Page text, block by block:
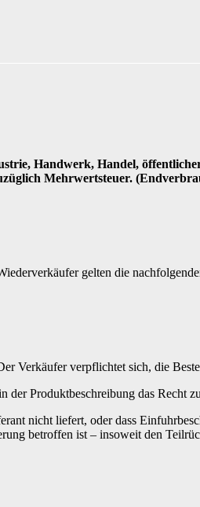
Handwerk, Handel,
Mehrwertsteuer.
gelten die
Verkäufer verpflichtet sich, die
der Produktbeschreibung das Recht
nicht liefert, oder dass
betroffen ist – insoweit den